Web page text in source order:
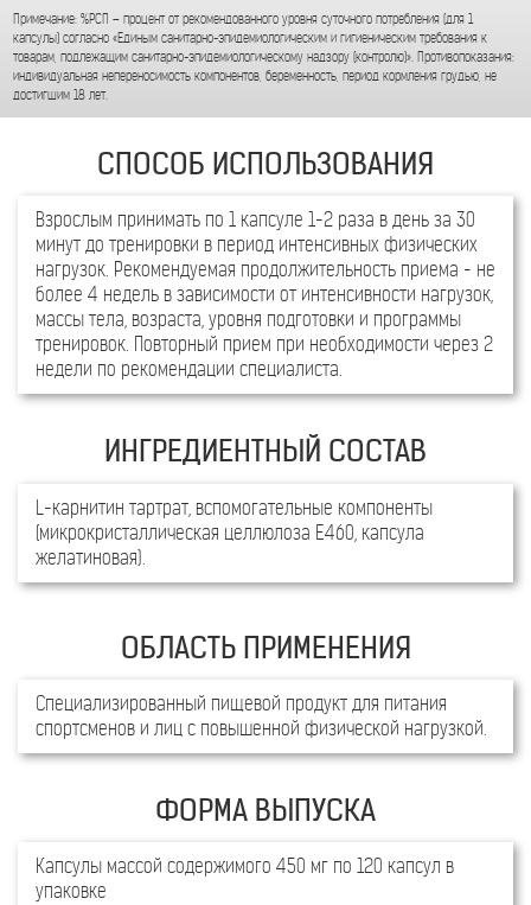
НА 100 Г ПРОДУКТА
67г
Взрослым принимать по 1 капсуле 1-2 раза в день за 30
минут до тренировки в период интенсивных физических
нагрузок. Рекомендуемая продолжительность приема - не
более 4 недель в зависимости от интенсивности нагрузок,
массы тела, возраста, уровня подготовки и программы
тренировок. Повторный прием при необходимости через 2
недели по рекомендации специалиста.
L-карнитин тартрат, вспомогательные компоненты
(микрокристаллическая целлюлоза Е460, капсула
желатиновая).
Специализированный пищевой продукт для питания
спортсменов и лиц с повышенной физической нагрузкой.
Капсулы массой содержимого 450 мг по 120 капсул в
упаковке